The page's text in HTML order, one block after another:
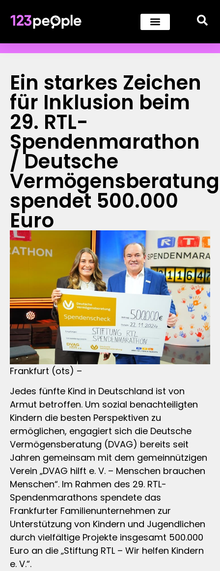
Ein starkes Zeichen
für Inklusion beim
29. RTL-
Spendenmarathon
/ Deutsche
Vermögensberatung
spendet 500.000
Euro
Frankfurt (ots) –
Jedes fünfte Kind in Deutschland ist von
Armut betroffen. Um sozial benachteiligten
Kindern die besten Perspektiven zu
ermöglichen, engagiert sich die Deutsche
Vermögensberatung (DVAG) bereits seit
Jahren gemeinsam mit dem gemeinnützigen
Verein „DVAG hilft e. V. – Menschen brauchen
Menschen“. Im Rahmen des 29. RTL-
Spendenmarathons spendete das
Frankfurter Familienunternehmen zur
Unterstützung von Kindern und Jugendlichen
durch vielfältige Projekte insgesamt 500.000
Euro an die „Stiftung RTL – Wir helfen Kindern
e. V.“.